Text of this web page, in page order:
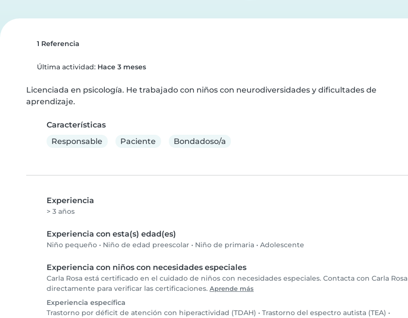
1 Referencia
Última actividad: Hace 3 meses
Licenciada en psicología. He trabajado con niños con neurodiversidades y dificultades de
aprendizaje.
Características
Responsable
Paciente Bondadoso/a
Experiencia
> 3 años
Experiencia con esta(s) edad(es)
Niño pequeño • Niño de edad preescolar • Niño de primaria • Adolescente
Experiencia con niños con necesidades especiales
Carla Rosa está certificado en el cuidado de niños con necesidades especiales. Contacta con Carla Rosa
directamente para verificar las certificaciones. Aprende más
Experiencia específica
Trastorno por déficit de atención con hiperactividad (TDAH) • Trastorno del espectro autista (TEA) •